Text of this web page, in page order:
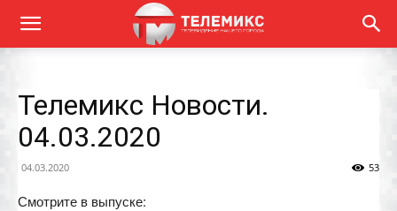
Телемикс Новости.
04.03.2020
04.03.2020 53
Смотрите в выпуске: